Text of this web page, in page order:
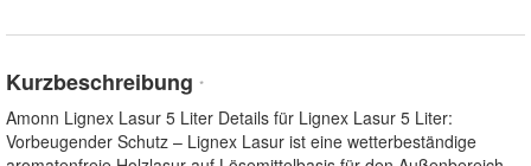
Kurzbeschreibung *
Amonn Lignex Lasur 5 Liter Details für Lignex Lasur 5 Liter:
Vorbeugender Schutz – Lignex Lasur ist eine wetterbeständige